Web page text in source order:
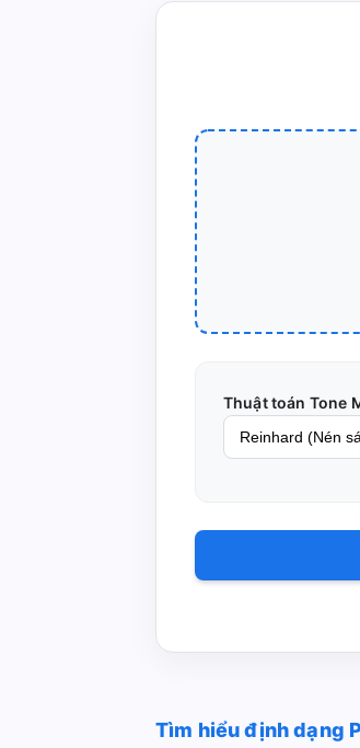
Thuật toán Tone
Tìm hiểu định dạng